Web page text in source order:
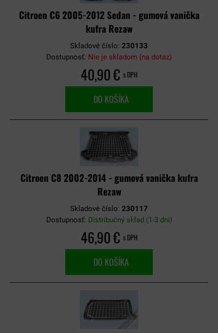
Citroen C6 2005-2012 Sedan - gumová vanička
kufra Rezaw
Skladové číslo: 230133
Dostupnosť: Nie je skladom (na dotaz)
40,90 € s DPH
DO KOŠÍKA
Citroen C8 2002-2014 - gumová vanička kufra
Rezaw
Skladové číslo: 230117
Dostupnosť: Distribučný sklad (1-3 dni)
46,90 € s DPH
DO KOŠÍKA